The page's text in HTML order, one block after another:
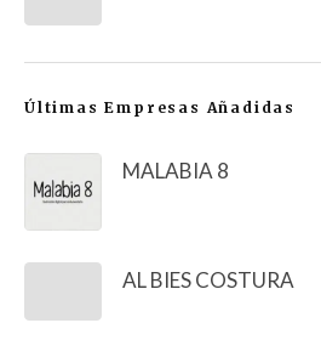
Últimas Empresas Añadidas
MALABIA 8
AL BIES COSTURA